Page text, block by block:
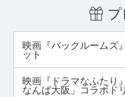
映画『バックルームズ
ット
映画『ドラマなふたり
なんば大阪」コラボド